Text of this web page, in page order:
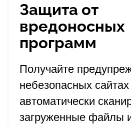
Защита от
вредоносных
программ
Получайте
небезопасных сайтах
автоматически
загруженные файлы